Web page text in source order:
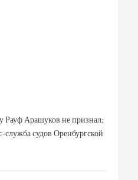
Рауф Арашуков не признал;
служба судов Оренбургской